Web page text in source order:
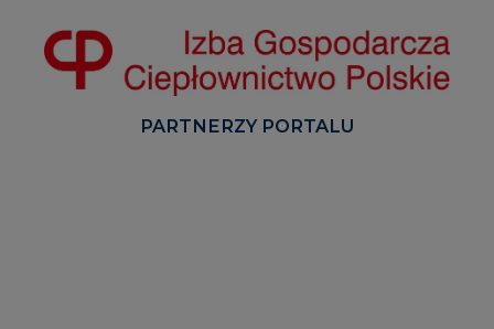
PARTNERZY PORTALU